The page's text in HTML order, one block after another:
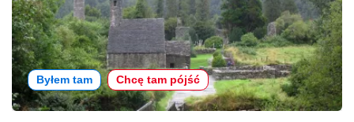
Byłem tam Chcę tam pójść